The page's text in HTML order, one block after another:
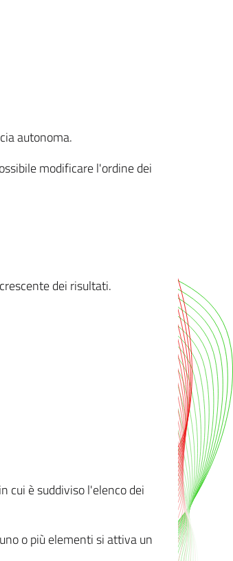
autonoma.
modificare l'ordine dei
dei risultati.
cui è suddiviso l'elenco dei
o più elementi si attiva un